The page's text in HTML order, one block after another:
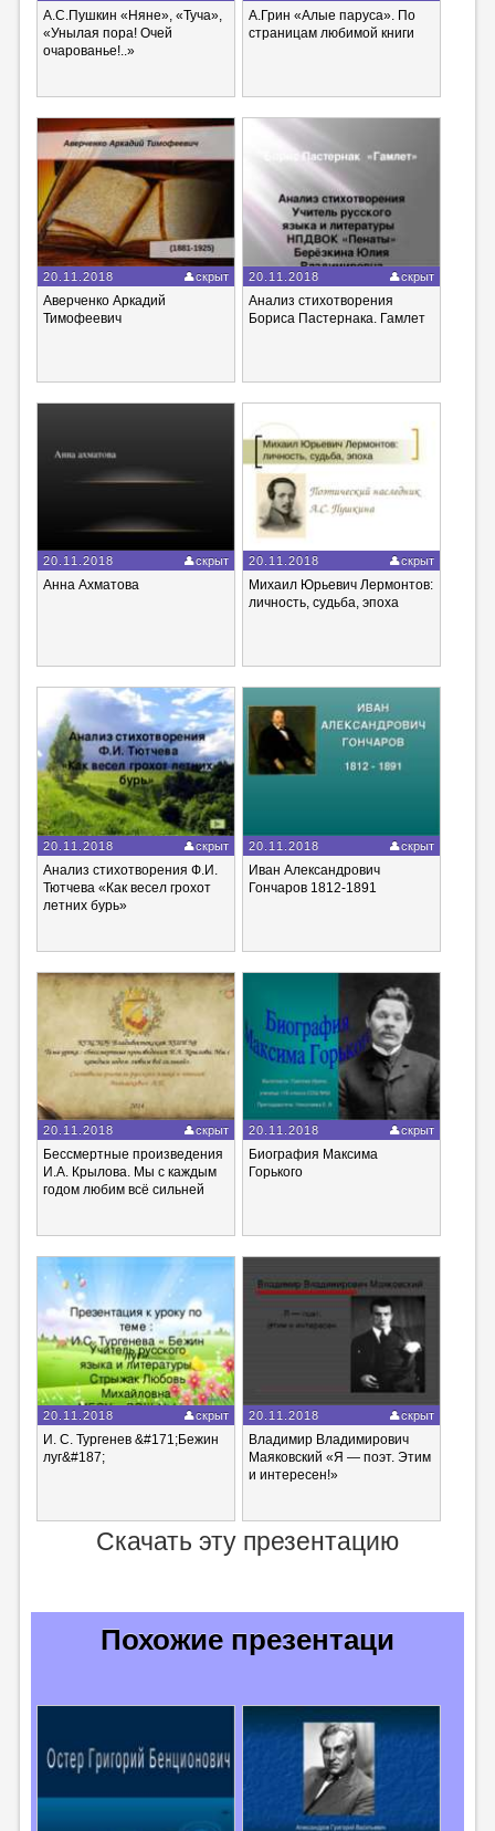
А.С.Пушкин «Няне», «Туча»,
«Унылая пора! Очей
очарованье!..»
А.Грин «Алые паруса». По
страницам любимой книги
20.11.2018 скрыт
Аверченко Аркадий
Тимофеевич
20.11.2018 скрыт
Анализ стихотворения
Бориса Пастернака. Гамлет
20.11.2018 скрыт
Анна Ахматова
20.11.2018 скрыт
Михаил Юрьевич Лермонтов:
личность, судьба, эпоха
20.11.2018 скрыт
Анализ стихотворения Ф.И.
Тютчева «Как весел грохот
летних бурь»
20.11.2018 скрыт
Иван Александрович
Гончаров 1812-1891
20.11.2018 скрыт
Бессмертные произведения
И.А. Крылова. Мы с каждым
годом любим всё сильней
20.11.2018 скрыт
Биография Максима
Горького
20.11.2018 скрыт
И. С. Тургенев &#171;Бежин
луг&#187;
20.11.2018 скрыт
Владимир Владимирович
Маяковский «Я — поэт. Этим
и интересен!»
Скачать эту презентацию
Похожие презентаци